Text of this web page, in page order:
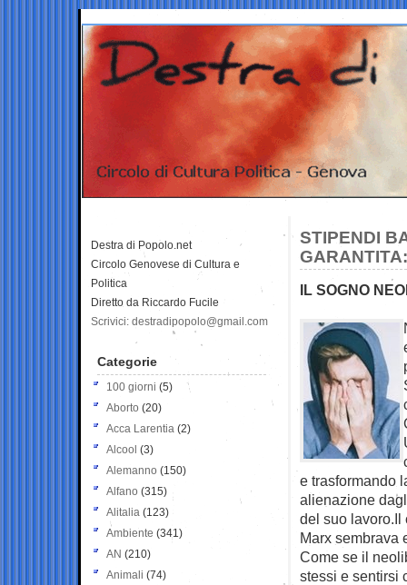
STIPENDI
IL SOGNO
e trasformando
alienazione
del suo lavoro.Il
Marx sembrava
Come se il
stessi e sentirsi
Destra di Popolo.net
Circolo Genovese di Cultura e
Politica
Diretto da Riccardo Fucile
Scrivici: destradipopolo@gmail.com
Categorie
100 giorni (5)
Aborto (20)
Acca Larentia (2)
Alcool (3)
Alemanno (150)
Alfano (315)
Alitalia (123)
Ambiente (341)
AN (210)
Animali (74)